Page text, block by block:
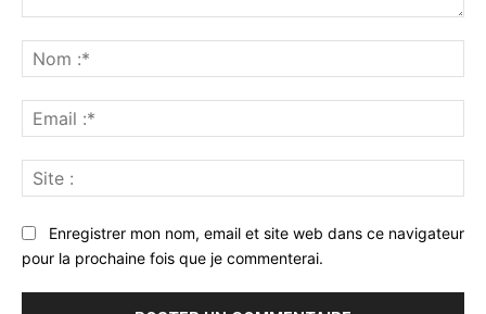
:*
:*
:
Enregistrer mon nom, email et site web dans ce navigateur
pour la prochaine fois que je commenterai.